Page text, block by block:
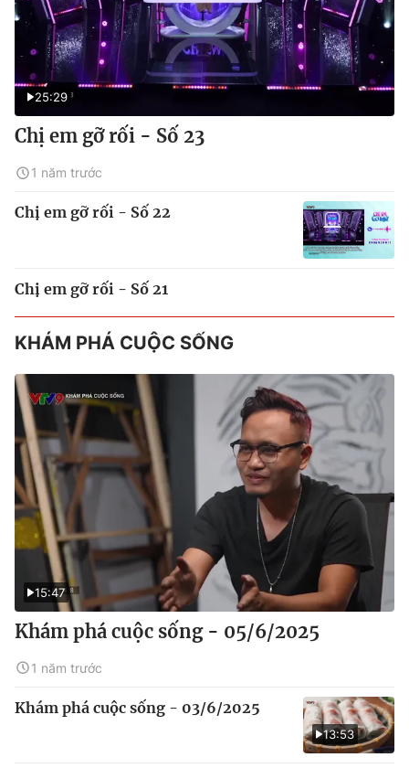
25:29
Chị em gỡ rối - Số 23
1 năm trước
Chị em gỡ rối - Số 22
Chị em gỡ rối - Số 21
KHÁM PHÁ CUỘC SỐNG
15:47
Khám phá cuộc sống - 05/6/2025
1 năm trước
13:53
Khám phá cuộc sống - 03/6/2025